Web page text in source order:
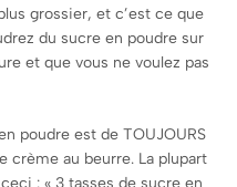
grossier, et c’est ce que
du sucre en poudre sur
et que vous ne voulez pas
poudre est de TOUJOURS
crème au beurre. La plupart
: « 3 tasses de sucre en